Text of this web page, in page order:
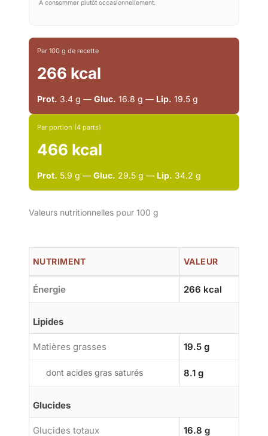
À consommer plutôt occasionnellement.
Par 100 g de recette
266 kcal
Prot. 3.4 g — Gluc. 16.8 g — Lip. 19.5 g
Par portion (4 parts)
466 kcal
Prot. 5.9 g — Gluc. 29.5 g — Lip. 34.2 g
Valeurs nutritionnelles pour 100 g
NUTRIMENT VALEUR
Énergie 266 kcal
Lipides
Matières grasses 19.5 g
dont acides gras saturés 8.1 g
Glucides
Glucides totaux 16.8 g